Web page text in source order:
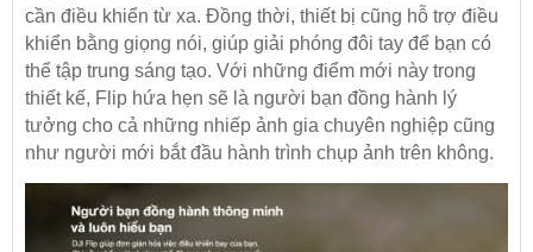
cần điều khiển từ xa. Đồng thời, thiết bị cũng hỗ trợ điều
khiển bằng giọng nói, giúp giải phóng đôi tay để bạn có
thể tập trung sáng tạo. Với những điểm mới này trong
thiết kế, Flip hứa hẹn sẽ là người bạn đồng hành lý
tưởng cho cả những nhiếp ảnh gia chuyên nghiệp cũng
như người mới bắt đầu hành trình chụp ảnh trên không.